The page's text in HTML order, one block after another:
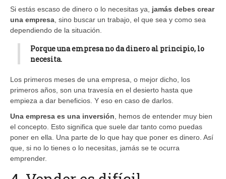
Si estás escaso de dinero o lo necesitas ya, jamás debes crear
una empresa , sino buscar un trabajo, el que sea y como sea
dependiendo de la situación.
Porque una empresa no da dinero al principio, lo
necesita.
Los primeros meses de una empresa, o mejor dicho, los
primeros años, son una travesía en el desierto hasta que
empieza a dar beneficios. Y eso en caso de darlos.
Una empresa es una inversión , hemos de entender muy bien
el concepto. Esto significa que suele dar tanto como puedas
poner en ella. Una parte de lo que hay que poner es dinero. Así
que, si no lo tienes o lo necesitas, jamás se te ocurra
emprender.